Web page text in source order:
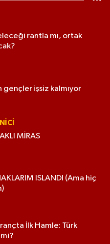
rantla mı, ortak
gençler işsiz kalmıyor
MİRAS
ISLANDI (Ama hiç
İlk Hamle: Türk
mi?